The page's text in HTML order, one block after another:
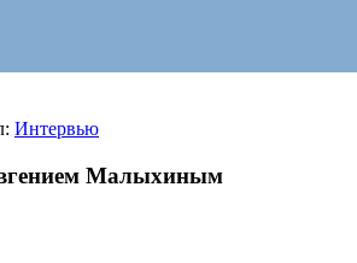
Интервью
Малыхиным